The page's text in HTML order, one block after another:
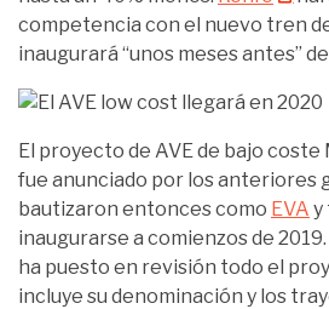
competencia con el nuevo tren
inaugurará “unos meses antes”
El proyecto de AVE de bajo
fue anunciado por los anteriores
bautizaron entonces como EVA y
inaugurarse a comienzos de
ha puesto en revisión todo el
incluye su denominación y los